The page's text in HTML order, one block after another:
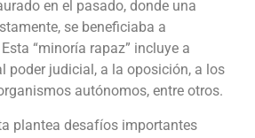
en el pasado, donde una
se beneficiaba a
“minoría rapaz” incluye a
poder judicial, a la oposición, a los
autónomos, entre otros.
plantea desafíos importantes